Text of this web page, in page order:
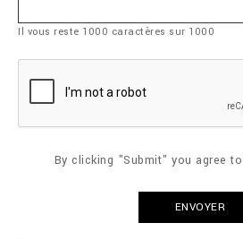
Il vous reste 1000 caractères sur 1000
By clicking "Submit" you agree